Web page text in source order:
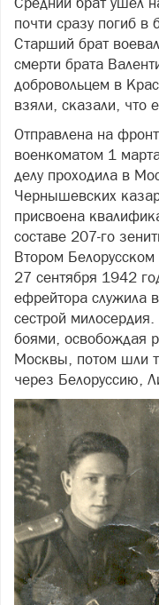
почти сразу погиб в
Старший брат
смерти брата
добровольцем в
взяли, сказали, что
Отправлена на
военкоматом 1
делу проходила в
Чернышевских
присвоена
составе 207-го
Втором
27 сентября 1942
ефрейтора служила
сестрой
боями, освобождая
Москвы, потом шли
через Белоруссию,